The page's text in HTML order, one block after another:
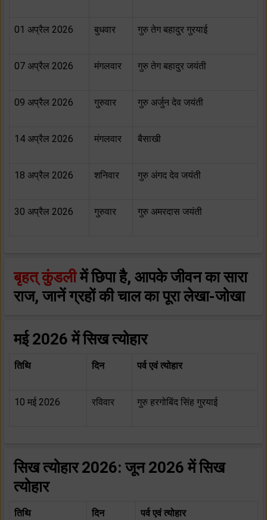
01 अप्रैल 2026 बुधवार गुरु तेग बहादुर गुरयाई
07 अप्रैल 2026 मंगलवार गुरु तेग बहादुर जयंती
09 अप्रैल 2026 गुरुवार गुरु अर्जुन देव जयंती
14 अप्रैल 2026 मंगलवार बैसाखी
18 अप्रैल 2026 शनिवार गुरु अंगद देव जयंती
30 अप्रैल 2026 गुरुवार गुरु अमरदास जयंती
बृहत् कुंडलीमें छिपा है, आपके जीवन का सारा
राज, जानें ग्रहों की चाल का पूरा लेखा-जोखा
मई 2026 में सिख त्योहार
तिथि दिन पर्व एवं त्योहार
10 मई 2026 रविवार गुरु हरगोबिंद सिंह गुरयाई
सिख त्योहार 2026: जून 2026 में सिख
त्योहार
तिथि दिन पर्व एवं त्योहार